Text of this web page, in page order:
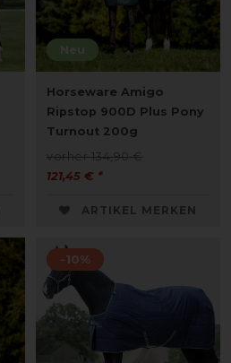
Neu
Horseware Amigo
Ripstop 900D Plus Pony
Turnout 200g
vorher 134,90 €
121,45 € *
ARTIKEL MERKEN
-10%